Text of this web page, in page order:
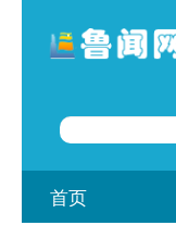
首页